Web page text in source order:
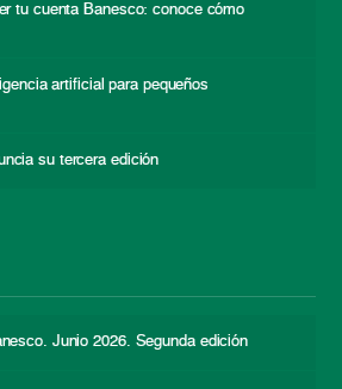
tu cuenta Banesco: conoce cómo
artificial para pequeños
su tercera edición
Junio 2026. Segunda edición